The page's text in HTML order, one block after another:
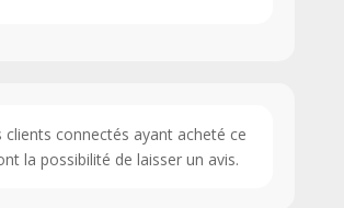
clients connectés ayant acheté ce
la possibilité de laisser un avis.